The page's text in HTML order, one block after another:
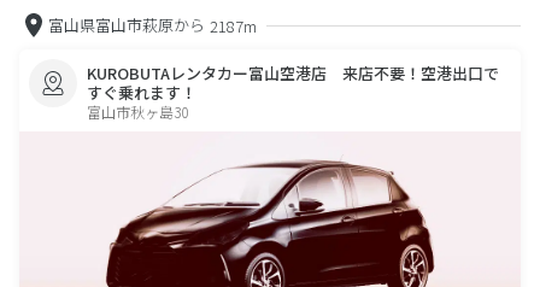
富山県富山市萩原から 2187m
KUROBUTAレンタカー富山空港店 来店不要！空港出口で
すぐ乗れます！
富山市秋ヶ島30